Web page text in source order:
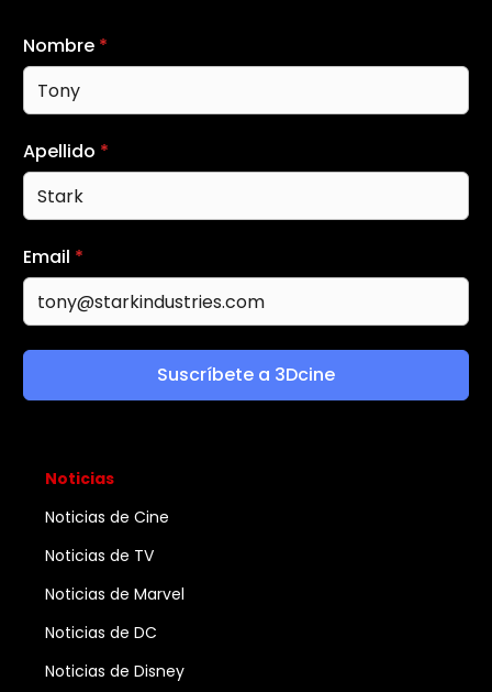
Nombre *
Apellido *
Email *
Suscríbete a 3Dcine
Noticias
Noticias de Cine
Noticias de TV
Noticias de Marvel
Noticias de DC
Noticias de Disney